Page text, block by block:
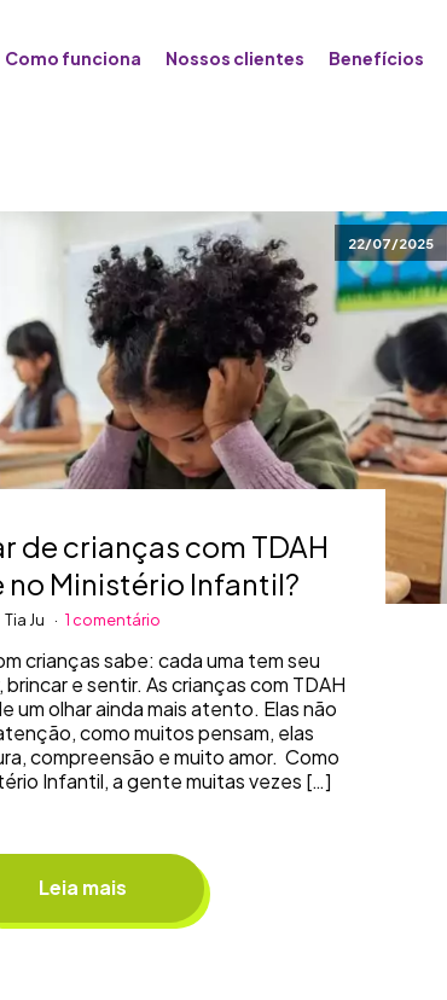
Como funciona Nossos clientes Benefícios
22/07/2025
de crianças com TDAH
no Ministério Infantil?
Tia Ju 1 comentário
crianças sabe: cada uma tem seu
e sentir. As crianças com TDAH
um olhar ainda mais atento. Elas não
como muitos pensam, elas
compreensão e muito amor. Como
Infantil, a gente muitas vezes […]
Leia mais